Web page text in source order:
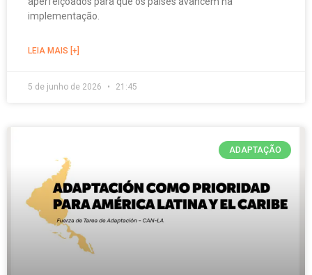
implementação.
LEIA MAIS [+]
5 de junho de 2026 21:45
ADAPTAÇÃO